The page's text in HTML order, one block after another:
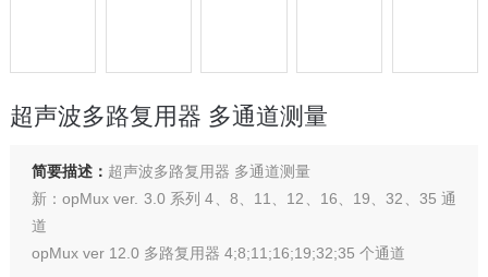
超声波多路复用器 多通道测量
简要描述： 超声波多路复用器 多通道测量
新：opMux ver. 3.0 系列 4、8、11、12、16、19、32、35 通
道
opMux ver 12.0 多路复用器 4;8;11;16;19;32;35 个通道